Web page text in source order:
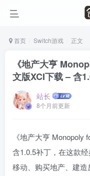
首页 Switch游戏 正文
《地产大亨
文版XCI下载 – 含
站长
8个月前更新
《地产大亨 Monopoly
含1.0.5补丁，在这款
移动、购买地产、建